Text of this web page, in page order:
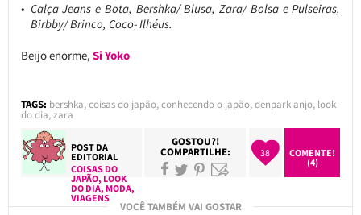
Calça Jeans e Bota, Bershka/ Blusa, Zara/ Bolsa e Pulseiras,
Birbby/ Brinco, Coco- Ilhéus.
Beijo enorme, Si Yoko
TAGS: bershka,coisas do japão,conhecendo o japão,denpark anjo, look
do dia,zara
POST DA
EDITORIAL
COISAS DO
JAPÃO, LOOK
DO DIA, MODA,
VIAGENS
GOSTOU?!
COMPARTILHE: 38
COMENTE!
(4)
VOCÊ TAMBÉM VAI GOSTAR